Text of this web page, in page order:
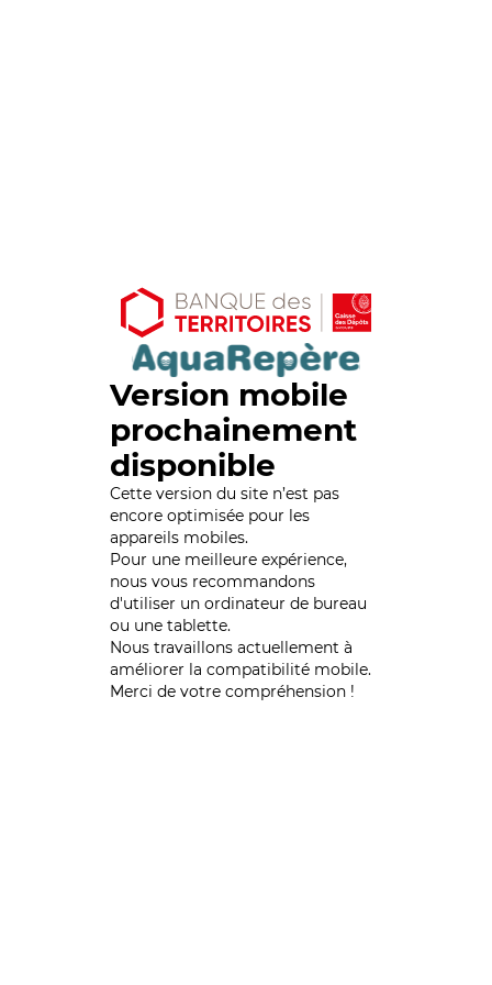
Version mobile
prochainement
disponible
Cette version du site n’est pas
encore optimisée pour les
appareils mobiles.
Pour une meilleure expérience,
nous vous recommandons
d'utiliser un ordinateur de bureau
ou une tablette.
Nous travaillons actuellement à
améliorer la compatibilité mobile.
Merci de votre compréhension !